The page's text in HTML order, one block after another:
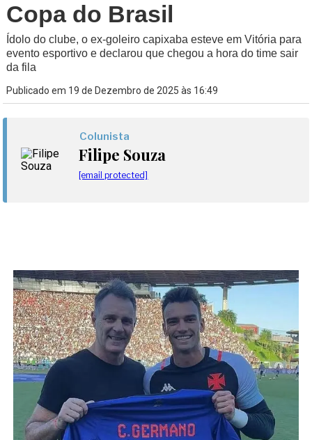
Copa do Brasil
Ídolo do clube, o ex-goleiro capixaba esteve em Vitória para
evento esportivo e declarou que chegou a hora do time sair
da fila
Publicado em 19 de Dezembro de 2025 às 16:49
Colunista
Filipe Souza
[email protected]